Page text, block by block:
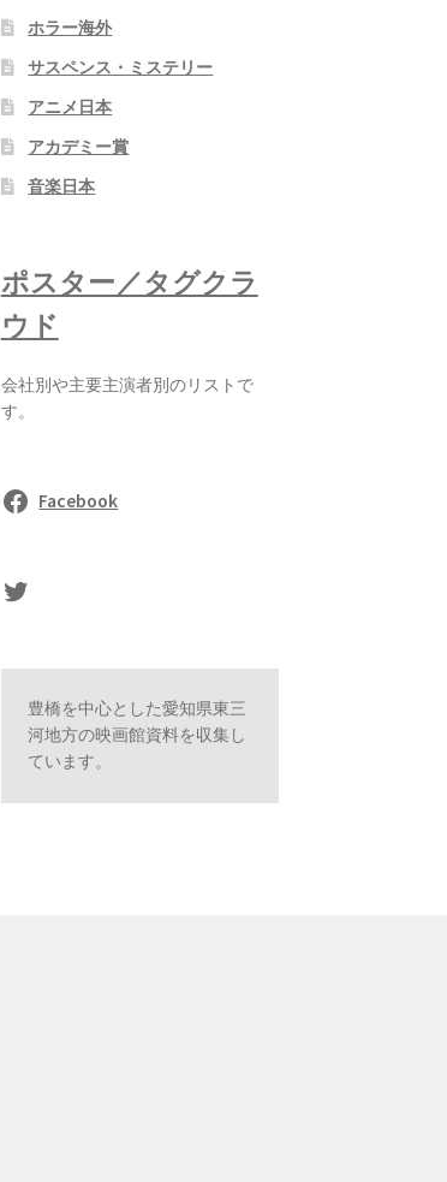
ホラー海外
サスペンス・ミステリー
アニメ日本
アカデミー賞
音楽日本
ポスター／タグクラ
ウド
会社別や主要主演者別のリストで
す。
Facebook
sasaki's Twitter
豊橋を中心とした愛知県東三
河地方の映画館資料を収集し
ています。